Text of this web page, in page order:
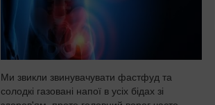
Ми звикли звинувачувати фастфуд та
солодкі газовані напої в усіх бідах зі